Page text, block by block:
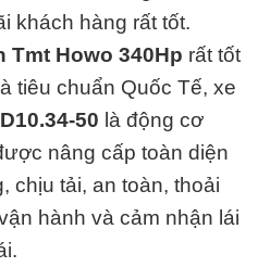
khách hàng rất tốt.
Tmt Howo 340Hp rất tốt
tiêu chuẩn Quốc Tế, xe
D10.34-50 là động cơ
nâng cấp toàn diện
chịu tải, an toàn, thoải
hành và cảm nhận lái